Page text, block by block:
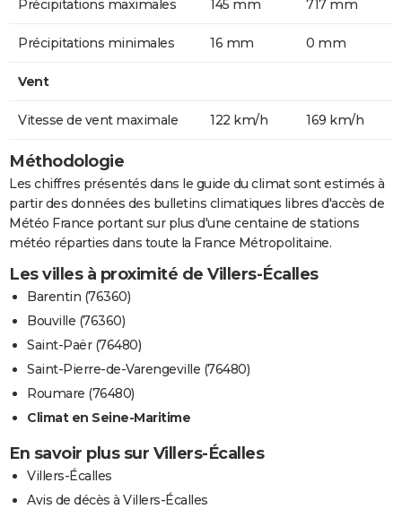
Précipitations maximales 145 mm 717 mm
Précipitations minimales 16 mm 0 mm
Vent
Vitesse de vent maximale 122 km/h 169 km/h
Méthodologie
Les chiffres présentés dans le guide du climat sont estimés à
partir des données des bulletins climatiques libres d'accès de
Météo France portant sur plus d'une centaine de stations
météo réparties dans toute la France Métropolitaine.
Les villes à proximité de Villers-Écalles
Barentin (76360)
Bouville (76360)
Saint-Paër (76480)
Saint-Pierre-de-Varengeville (76480)
Roumare (76480)
Climat en Seine-Maritime
En savoir plus sur Villers-Écalles
Villers-Écalles
Avis de décès à Villers-Écalles